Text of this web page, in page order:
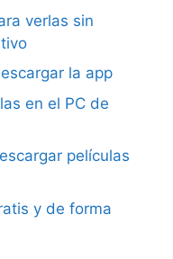
verlas sin
la app
en el PC de
películas
y de forma